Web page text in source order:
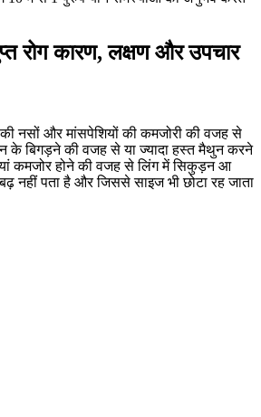
रोग कारण, लक्षण और उपचार
नसों और मांसपेशियों की कमजोरी की वजह से
के बिगड़ने की वजह से या ज्यादा हस्त मैथुन करने
कमजोर होने की वजह से लिंग में सिकुड़न आ
नहीं पता है और जिससे साइज भी छोटा रह जाता